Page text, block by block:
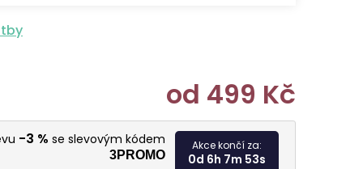
od 499 Kč
Měrná
-3 % se slevovým kódem
3PROMO
Akce končí za:
0d 6h 7m 51s